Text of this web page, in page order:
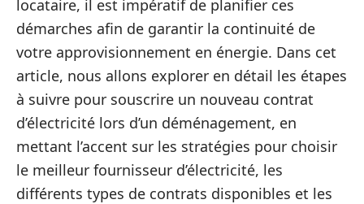
locataire, il est impératif de planifier ces
démarches afin de garantir la continuité de
votre approvisionnement en énergie. Dans cet
article, nous allons explorer en détail les étapes
à suivre pour souscrire un nouveau contrat
d’électricité lors d’un déménagement, en
mettant l’accent sur les stratégies pour choisir
le meilleur fournisseur d’électricité, les
différents types de contrats disponibles et les